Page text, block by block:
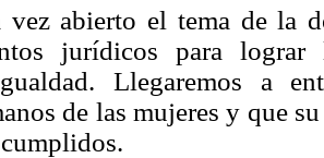
vez abierto el tema de la
jurídicos para
Llegaremos a
de las mujeres y que